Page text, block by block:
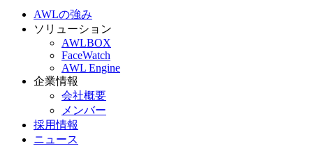
AWLの強み
ソリューション
AWLBOX
FaceWatch
AWL Engine
企業情報
会社概要
メンバー
採用情報
ニュース